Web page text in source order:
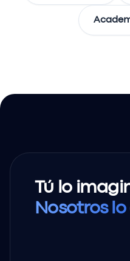
Tú lo
Nosotros